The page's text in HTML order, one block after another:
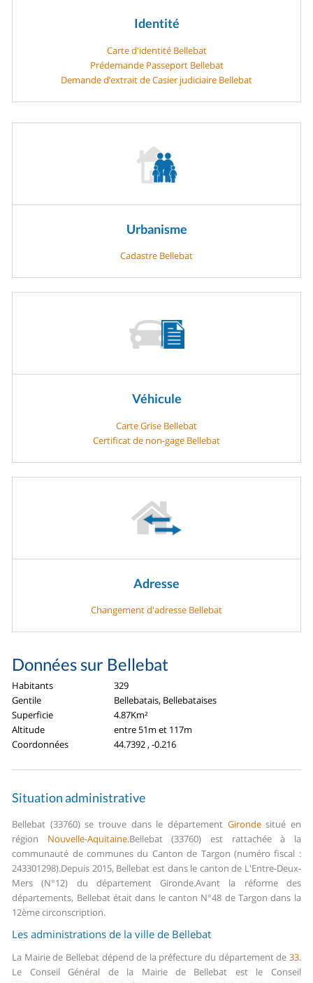
Identité
Carte d'identité Bellebat
Prédemande Passeport Bellebat
Demande d’extrait de Casier judiciaire Bellebat
Urbanisme
Cadastre Bellebat
Véhicule
Carte Grise Bellebat
Certificat de non-gage Bellebat
Adresse
Changement d'adresse Bellebat
Données sur Bellebat
Habitants
329
Gentile
Bellebatais, Bellebataises
Superficie
4.87Km²
Altitude
entre 51m et 117m
Coordonnées
44.7392 , -0.216
Situation administrative
Bellebat (33760) se trouve dans le département Girondesitué en
région Nouvelle-Aquitaine.Bellebat (33760) est rattachée à la
communauté de communes du Canton de Targon (numéro fiscal :
243301298).Depuis 2015, Bellebat est dans le canton de L'Entre-Deux-
Mers (N°12) du département Gironde.Avant la réforme des
départements, Bellebat était dans le canton N°48 de Targon dans la
12ème circonscription.
Les administrations de la ville de Bellebat
La Mairie de Bellebat dépend de la préfecture du département de 33.
Le Conseil Général de la Mairie de Bellebat est le Conseil